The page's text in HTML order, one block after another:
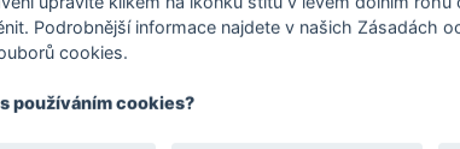
Ideální
Podrobnější informace najdete v našich Zásadách
cookies.
používáním cookies?